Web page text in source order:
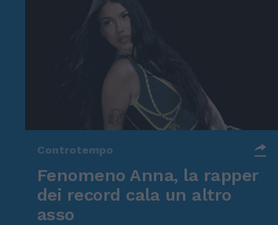
Controtempo
Fenomeno Anna, la rapper
dei record cala un altro
asso